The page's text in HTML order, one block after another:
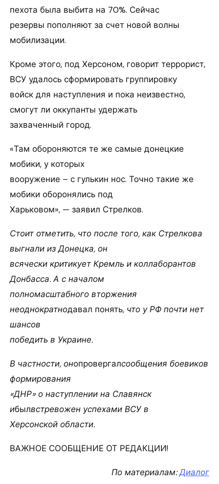
пехота была выбита на 70%. Сейчас
резервы пополняют за счет новой волны
мобилизации.
Кроме этого, под Херсоном, говорит террорист,
ВСУ удалось сформировать группировку
войск для наступления и пока неизвестно,
смогут ли оккупанты удержать
захваченный город.
«Там обороняются те же самые донецкие
мобики, у которых
вооружение – с гулькин нос. Точно такие же
мобики оборонялись под
Харьковом», — заявил Стрелков.
Стоит отметить, что после того, как Стрелкова
выгнали из Донецка, он
всячески критикует Кремль и коллаборантов
Донбасса. А с началом
полномасштабного вторжения
неоднократнодавал понять, что у РФ почти нет
шансов
победить в Украине.
В частности, онопровергалсообщения боевиков
формирования
«ДНР» о наступлении на Славянск
ибылвстревожен успехами ВСУ в
Херсонской области.
ВАЖНОЕ СООБЩЕНИЕ ОТ РЕДАКЦИИ!
По материалам:Диалог